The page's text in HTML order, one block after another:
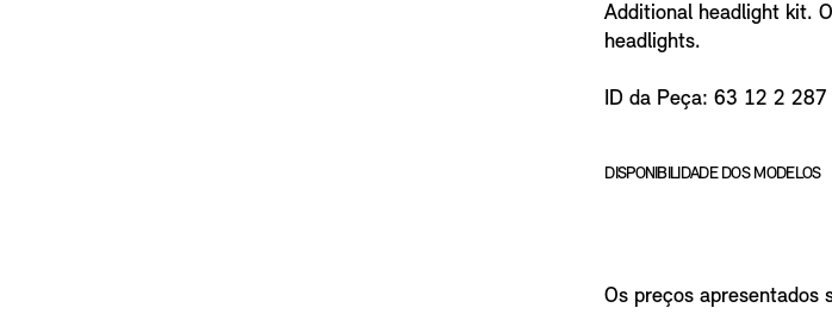
Additional headlight kit.
headlights.
ID da Peça: 63 12 2
DISPONIBILIDADE DOS MODELOS
Os preços apresentados